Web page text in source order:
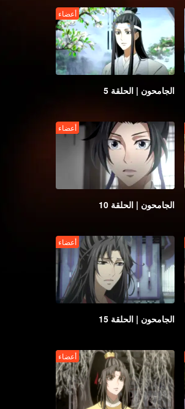
أعضاء
الجامحون | الحلقة 5
أعضاء
الجامحون | الحلقة 10
أعضاء
الجامحون | الحلقة 15
أعضاء